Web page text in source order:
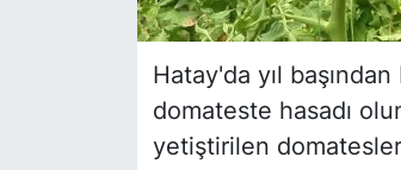
Hatay'da yıl
domateste hasadı
yetiştirilen domatesler